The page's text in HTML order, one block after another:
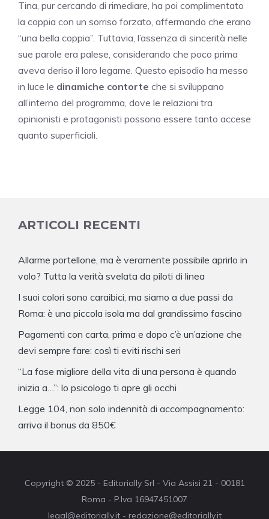
Tina, pur cercando di rimediare, ha poi complimentato
la coppia con un sorriso forzato, affermando che erano
“una bella coppia”. Tuttavia, l’assenza di sincerità nelle
sue parole era palese, considerando che poco prima
aveva deriso il loro legame. Questo episodio ha messo
in luce le dinamiche contorte che si sviluppano
all’interno del programma, dove le relazioni tra
opinionisti e protagonisti possono essere tanto accese
quanto superficiali.
ARTICOLI RECENTI
Allarme portellone, ma è veramente possibile aprirlo in
volo? Tutta la verità svelata da piloti di linea
I suoi colori sono caraibici, ma siamo a due passi da
Roma: è una piccola isola ma dal grandissimo fascino
Pagamenti con carta, prima e dopo c’è un’azione che
devi sempre fare: così ti eviti rischi seri
“La fase migliore della vita di una persona è quando
inizia a…”: lo psicologo ti apre gli occhi
Legge 104, non solo indennità di accompagnamento:
arriva il bonus da 850€
Copyright © 2025 - Editorially Srl - Via Assisi 21 - 00181
Roma - P.Iva 16947451007
legal@editorially.it - redazione@editorially.it